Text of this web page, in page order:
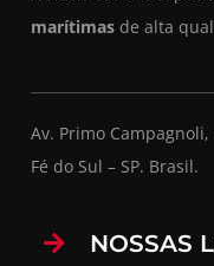
marítimas de alta
Av. Primo
Fé do Sul – SP. Brasil.
NOSSAS